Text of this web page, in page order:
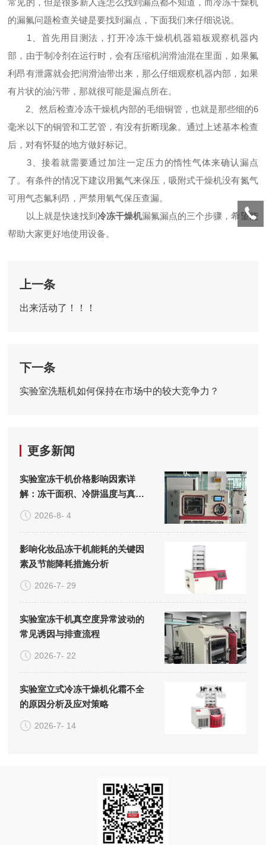
常见的，但是很多新人连怎么找到漏点都不知道，而冷冻干燥机
的漏氟问题检查关键是要找到漏点，下面我们来仔细说说。
1、首先用目测法，打开冷冻干燥机机器箱板观察机器内
部，由于制冷剂在运行时，会有压缩机润滑油混在里面，如果氟
利昂有泄露就会把润滑油带出来，那么仔细观察机器内部，如果
有片状的油污带，那就很可能是漏点所在。
2、然后检查冷冻干燥机内部的毛细铜管，也就是那些细的6
毫米以下的铜管和工艺管，有没有折断现象。通过上述基本检查
后，对有怀疑的地方做好标记。
3、接着就需要通过加注一定压力的惰性气体来确认漏点
了。有条件的情况下建议用氮气来保压，吸附式干燥机没有氮气
可用气态氟利昂，严禁用氧气保压查漏。
以上就是快速找到 冷冻干燥机漏氟漏点的三个步骤，希望能
帮助大家更好地使用设备。
上一条
出来活动了！！！
下一条
实验室洗瓶机如何保持在市场中的较大竞争力？
更多新闻
实验室冻干机价格影响因素详
解：冻干面积、冷阱温度与真空
系统的成本构成
2026-8- 4
影响化妆品冻干机能耗的关键因
素及节能降耗措施分析
2026-7- 29
实验室冻干机真空度异常波动的
常见诱因与排查流程
2026-7- 22
实验室立式冷冻干燥机化霜不全
的原因分析及应对策略
2026-7- 14